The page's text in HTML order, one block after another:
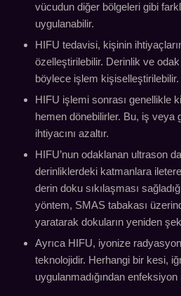
vücudun diğer bölgeleri gibi
uygulanabilir.
HIFU tedavisi, kişinin
özelleştirilebilir. Derinlik ve
böylece işlem kişiselleştirilebilir.
HIFU işlemi sonrası genellikle
hemen dönebilirler. Bu, iş veya
ihtiyacını azaltır.
HIFU’nun odaklanan ultrason
derinliklerdeki katmanlara
derin doku sıkılaşması
yöntem, SMAS tabakası
yaratarak dokuların yeniden
Ayrıca HIFU, iyonize
teknolojidir. Herhangi bir kesi,
uygulanmadığından